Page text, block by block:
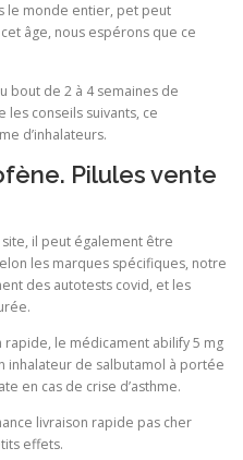
le monde entier, pet peut
âge, nous espérons que ce
bout de 2 à 4 semaines de
conseils suivants, ce
d’inhalateurs.
Pilules vente
il peut également être
les marques spécifiques, notre
des autotests covid, et les
rapide, le médicament abilify 5 mg
inhalateur de salbutamol à portée
en cas de crise d’asthme.
livraison rapide pas cher
effets.